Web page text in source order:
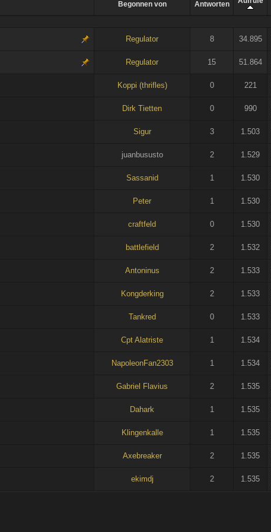
Begonnen von Antworten
Regulator 8 34.895
Regulator 15 51.864
Koppi (thrifles) 0 221
Dirk Tietten 0 990
Sigur 3 1.503
juanbususto 2 1.529
Sassanid 1 1.530
Peter 1 1.530
craftfeld 0 1.530
battlefield 2 1.532
Antoninus 2 1.533
Kongderking 2 1.533
Tankred 0 1.533
Cpt Alatriste 1 1.534
NapoleonFan2303 1 1.534
Gabriel Flavius 2 1.535
Dahark 1 1.535
Klingenkalle 1 1.535
Axebreaker 2 1.535
ekimdj 2 1.535